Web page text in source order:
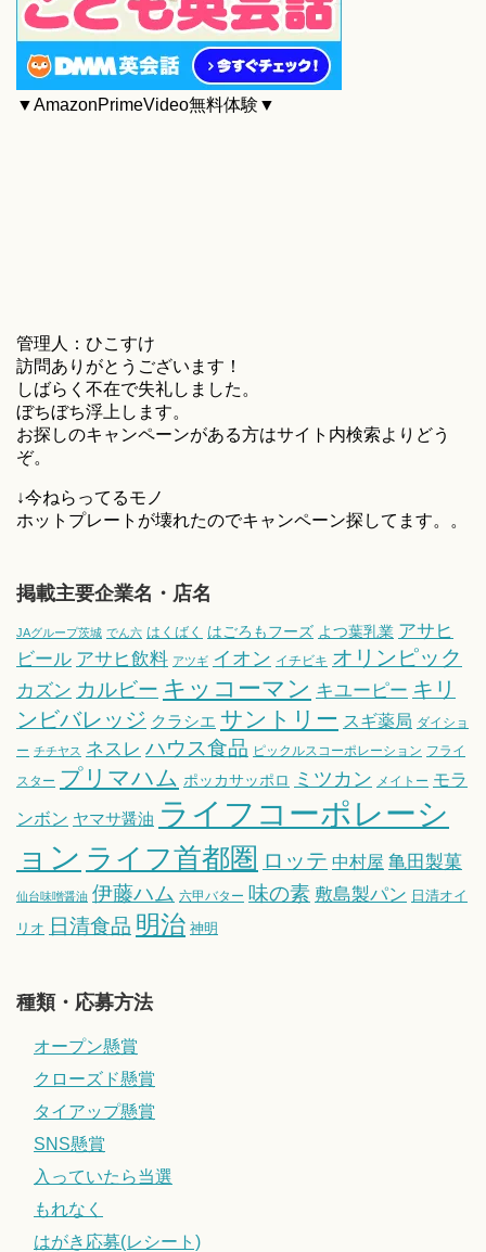
▼AmazonPrimeVideo無料体験▼
管理人：ひこすけ
訪問ありがとうございます！
しばらく不在で失礼しました。
ぼちぼち浮上します。
お探しのキャンペーンがある方はサイト内検索よりどう
ぞ。
↓今ねらってるモノ
ホットプレートが壊れたのでキャンペーン探してます。。
掲載主要企業名・店名
JAグループ茨城 でん六 はくばく はごろもフーズ よつ葉乳業 アサヒ
ビール アサヒ飲料 アツギ イオン イチビキ オリンピック
カズン カルビー キッコーマン キユーピー キリ
ンビバレッジ クラシエ サントリー スギ薬局 ダイショ
ー チチヤス ネスレ ハウス食品 ピックルスコーポレーション フライ
スター プリマハム ポッカサッポロ ミツカン メイトー モラ
ンボン ヤマサ醤油 ライフコーポレーシ
ョン ライフ首都圏 ロッテ 中村屋 亀田製菓
仙台味噌醤油 伊藤ハム 六甲バター 味の素 敷島製パン 日清オイ
リオ 日清食品 明治 神明
種類・応募方法
オープン懸賞
クローズド懸賞
タイアップ懸賞
SNS懸賞
入っていたら当選
もれなく
はがき応募(レシート)